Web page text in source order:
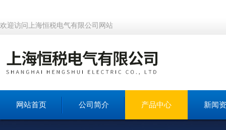
欢迎访问上海恒税电气有限公司网站
网站首页 公司简介 产品中心 新闻